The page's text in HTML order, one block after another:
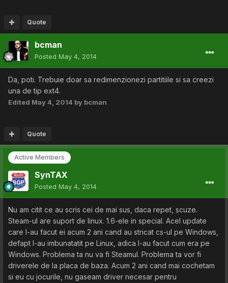
Quote
bcman
Posted May 4, 2014
Da, poti. Trebuie doar sa redimenzionezi partitiile si sa creezi
una de tip ext4.
Edited May 4, 2014 by bcman
Quote
Active Members
SynTAX
Posted May 4, 2014
Nu am citit ce au scris cei de mai sus, daca repet, scuze.
Steam-ul are suport de linux. 1.6-ele in special. Acel update
care l-au facut ei acum 2 ani cand au stricat cs-ul pe Windows,
defapt l-au imbunatatit pe Linux, adica l-au facut cum era pe
Windows. Problema ta nu va fi Steamul. Problema ta vor fi
driverele de la placa de baza. Acum 2 ani cand mai cochetam
si eu cu jocurile, nu gaseam driver necesar pentru